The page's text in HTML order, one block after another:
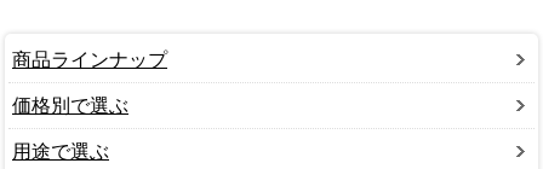
商品ラインナップ
価格別で選ぶ
用途で選ぶ